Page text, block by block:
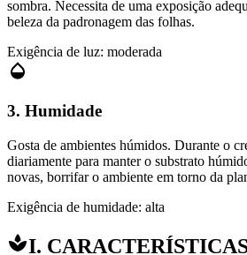
sombra. Necessita de uma exposição
beleza da padronagem das folhas.
Exigência de luz: moderada
3. Humidade
Gosta de ambientes húmidos. Durante o
diariamente para manter o substrato
novas, borrifar o ambiente em torno da
Exigência de humidade: alta
I.